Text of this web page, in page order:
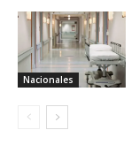
Nacionales